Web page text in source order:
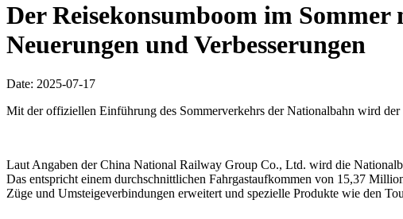
Der Reisekonsumboom im
Neuerungen und Verbesserungen
Date: 2025-07-17
Mit der offiziellen Einführung des Sommerverkehrs der Nationalbahn wird
Laut Angaben der China National Railway Group Co., Ltd. wird die
Das entspricht einem durchschnittlichen Fahrgastaufkommen von 15,37
Züge und Umsteigeverbindungen erweitert und spezielle Produkte wie den